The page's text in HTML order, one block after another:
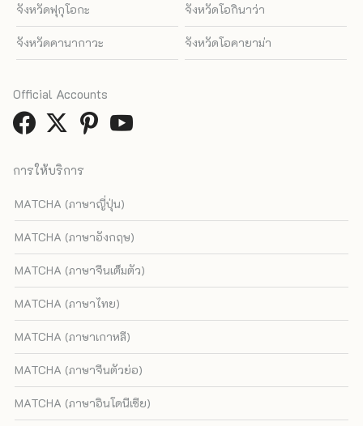
จังหวัดฟุกุโอกะ จังหวัดโอกินาว่า
จังหวัดคานากาวะ จังหวัดโอคายาม่า
การให้บริการ
MATCHA (ภาษาญี่ปุ่น)
MATCHA (ภาษาอังกฤษ)
MATCHA (ภาษาจีนเต็มตัว)
MATCHA (ภาษาไทย)
MATCHA (ภาษาเกาหลี)
MATCHA (ภาษาจีนตัวย่อ)
MATCHA (ภาษาอินโดนีเซีย)
Official Accounts